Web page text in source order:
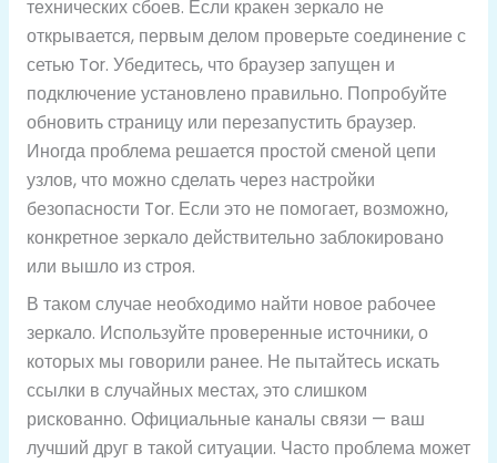
технических сбоев. Если кракен зеркало не
открывается, первым делом проверьте соединение с
сетью Tor. Убедитесь, что браузер запущен и
подключение установлено правильно. Попробуйте
обновить страницу или перезапустить браузер.
Иногда проблема решается простой сменой цепи
узлов, что можно сделать через настройки
безопасности Tor. Если это не помогает, возможно,
конкретное зеркало действительно заблокировано
или вышло из строя.
В таком случае необходимо найти новое рабочее
зеркало. Используйте проверенные источники, о
которых мы говорили ранее. Не пытайтесь искать
ссылки в случайных местах, это слишком
рискованно. Официальные каналы связи — ваш
лучший друг в такой ситуации. Часто проблема может